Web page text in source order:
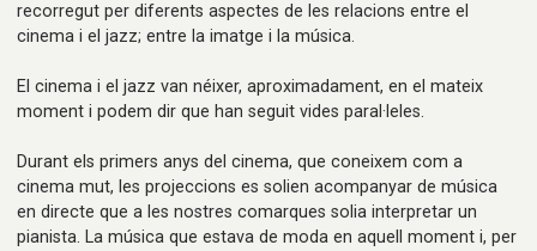
recorregut per diferents aspectes de les relacions entre el
cinema i el jazz; entre la imatge i la música.
El cinema i el jazz van néixer, aproximadament, en el mateix
moment i podem dir que han seguit vides paral·leles.
Durant els primers anys del cinema, que coneixem com a
cinema mut, les projeccions es solien acompanyar de música
en directe que a les nostres comarques solia interpretar un
pianista. La música que estava de moda en aquell moment i, per